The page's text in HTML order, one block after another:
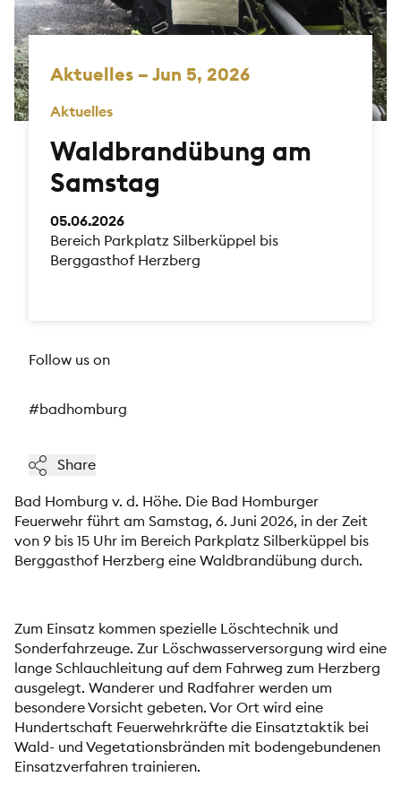
Aktuelles – Jun 5, 2026
Aktuelles
Waldbrandübung am
Samstag
05.06.2026
Bereich Parkplatz Silberküppel bis
Berggasthof Herzberg
Follow us on
#badhomburg
Share
Bad Homburg v. d. Höhe. Die Bad Homburger
Feuerwehr führt am Samstag, 6. Juni 2026, in der Zeit
von 9 bis 15 Uhr im Bereich Parkplatz Silberküppel bis
Berggasthof Herzberg eine Waldbrandübung durch.
Zum Einsatz kommen spezielle Löschtechnik und
Sonderfahrzeuge. Zur Löschwasserversorgung wird eine
lange Schlauchleitung auf dem Fahrweg zum Herzberg
ausgelegt. Wanderer und Radfahrer werden um
besondere Vorsicht gebeten. Vor Ort wird eine
Hundertschaft Feuerwehrkräfte die Einsatztaktik bei
Wald- und Vegetationsbränden mit bodengebundenen
Einsatzverfahren trainieren.